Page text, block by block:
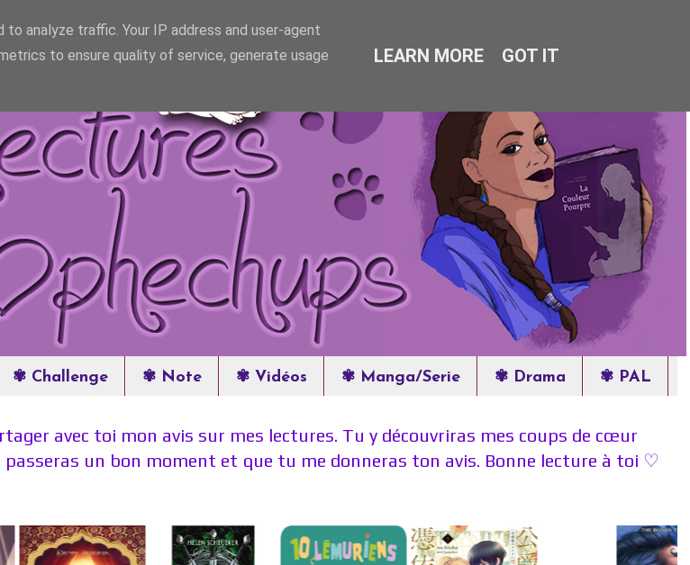
✾ Challenge ✾ Note ✾ Vidéos ✾ Manga/Serie ✾ Drama ✾ PAL
avec toi mon avis sur mes lectures. Tu y découvriras mes coups de cœur
un bon moment et que tu me donneras ton avis. Bonne lecture à toi ♡
analyze traffic. Your IP address and user-agent
to ensure quality of service, generate usage
LEARN MORE GOT IT